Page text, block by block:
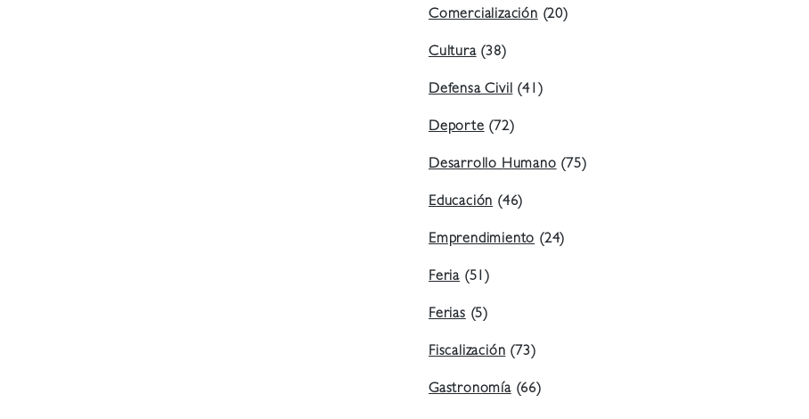
Comercialización(20)
Cultura(38)
Defensa Civil(41)
Deporte(72)
Desarrollo Humano(75)
Educación(46)
Emprendimiento(24)
Feria (51)
Ferias(5)
Fiscalización(73)
Gastronomía(66)